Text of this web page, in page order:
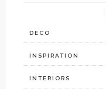
DECO
INSPIRATION
INTERIORS